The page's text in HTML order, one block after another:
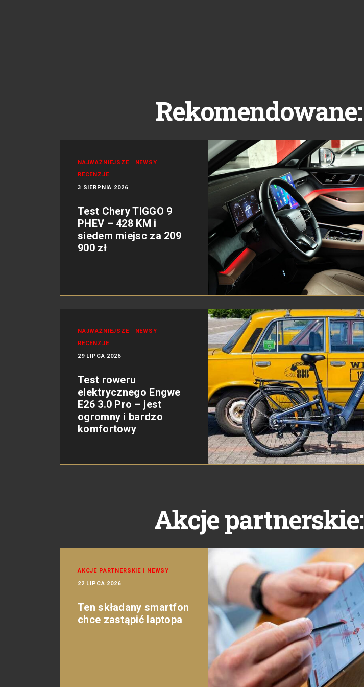
Rekomendowane:
NAJWAŻNIEJSZE | NEWSY |
RECENZJE
3 SIERPNIA 2026
Test Chery TIGGO 9
PHEV – 428 KM i
siedem miejsc za 209
900 zł
NAJWAŻNIEJSZE | NEWSY |
RECENZJE
29 LIPCA 2026
Test roweru
elektrycznego Engwe
E26 3.0 Pro – jest
ogromny i bardzo
komfortowy
Akcje partnerskie:
AKCJE PARTNERSKIE | NEWSY
22 LIPCA 2026
Ten składany smartfon
chce zastąpić laptopa